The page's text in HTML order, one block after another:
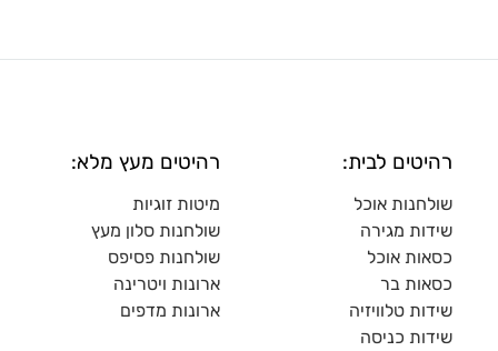
רהיטים לבית:
שולחנות אוכל
שידות מגירה
כסאות אוכל
כסאות בר
שידות טלוויזיה
שידות כניסה
רהיטים מעץ מלא:
מיטות זוגיות
שולחנות סלון מעץ
שולחנות פסיפס
ארונות ויטרינה
ארונות מדפים